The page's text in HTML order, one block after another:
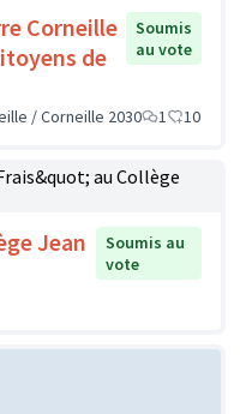
Corneille
de
Soumis
au vote
/ Corneille 2030 1 10
Jean
Soumis au
vote